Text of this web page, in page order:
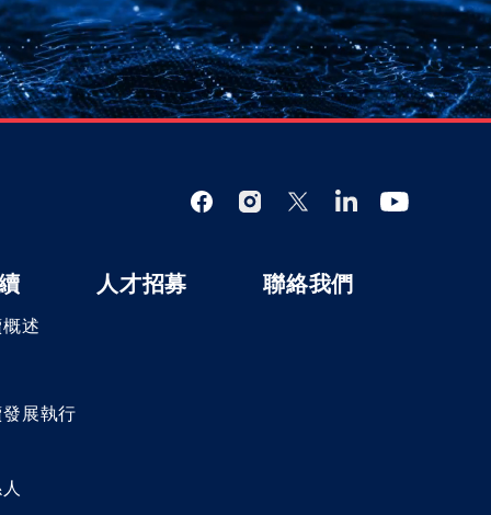
述
展執行
人才招募 聯絡我們